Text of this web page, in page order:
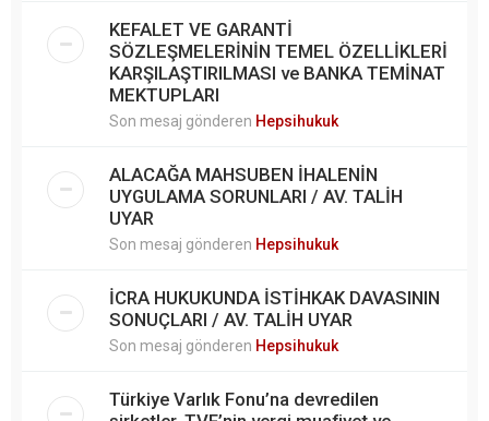
KEFALET VE GARANTİ
SÖZLEŞMELERİNİN TEMEL ÖZELLİKLERİ
KARŞILAŞTIRILMASI ve BANKA TEMİNAT
MEKTUPLARI
Son mesaj gönderen Hepsihukuk
ALACAĞA MAHSUBEN İHALENİN
UYGULAMA SORUNLARI / AV. TALİH
UYAR
Son mesaj gönderen Hepsihukuk
İCRA HUKUKUNDA İSTİHKAK DAVASININ
SONUÇLARI / AV. TALİH UYAR
Son mesaj gönderen Hepsihukuk
Türkiye Varlık Fonu’na devredilen